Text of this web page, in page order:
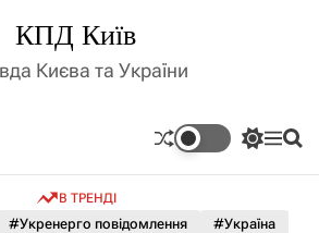
КПД Київ
Києва та України
П
м
М П
В ТРЕНДІ
#Укренерго повідомлення
#Україна